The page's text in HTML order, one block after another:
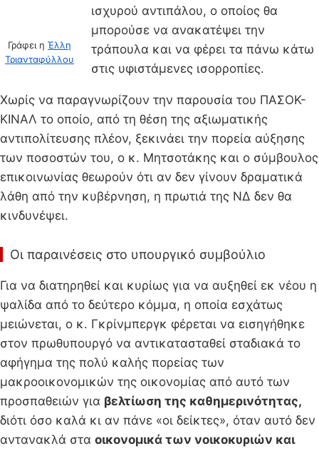
Γράφει η Έλλη
Τριανταφύλλου
ισχυρού αντιπάλου, ο οποίος θα
μπορούσε να ανακατέψει την
τράπουλα και να φέρει τα πάνω κάτω
στις υφιστάμενες ισορροπίες.
Χωρίς να παραγνωρίζουν την παρουσία του ΠΑΣΟΚ-
ΚΙΝΑΛ το οποίο, από τη θέση της αξιωματικής
αντιπολίτευσης πλέον, ξεκινάει την πορεία αύξησης
των ποσοστών του, ο κ. Μητσοτάκης και ο σύμβουλος
επικοινωνίας θεωρούν ότι αν δεν γίνουν δραματικά
λάθη από την κυβέρνηση, η πρωτιά της ΝΔ δεν θα
κινδυνέψει.
Οι παραινέσεις στο υπουργικό συμβούλιο
Για να διατηρηθεί και κυρίως για να αυξηθεί εκ νέου η
ψαλίδα από το δεύτερο κόμμα, η οποία εσχάτως
μειώνεται, ο κ. Γκρίνμπεργκ φέρεται να εισηγήθηκε
στον πρωθυπουργό να αντικατασταθεί σταδιακά το
αφήγημα της πολύ καλής πορείας των
μακροοικονομικών της οικονομίας από αυτό των
προσπαθειών για βελτίωση της καθημερινότητας,
διότι όσο καλά κι αν πάνε «οι δείκτες», όταν αυτό δεν
αντανακλά στα οικονομικά των νοικοκυριών και